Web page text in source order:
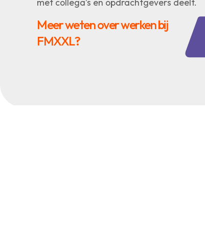
met collega’s en opdrachtgevers deelt.
Meer weten over werken bij
FMXXL?